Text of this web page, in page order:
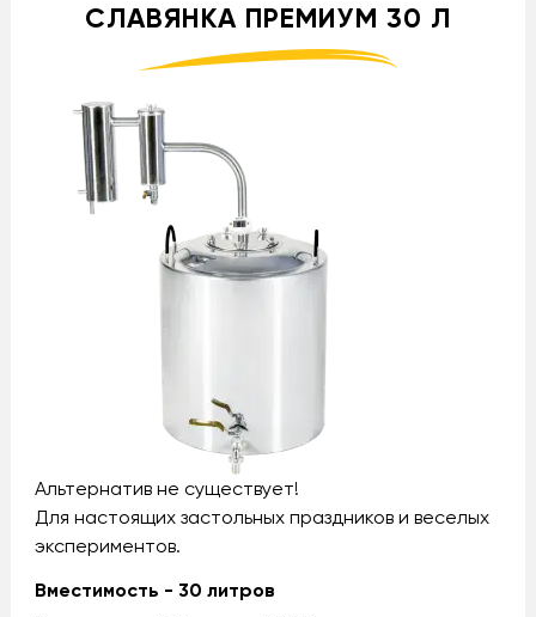
СЛАВЯНКА ПРЕМИУМ 30 Л
Альтернатив не существует!
Для настоящих застольных праздников и веселых
экспериментов.
Вместимость - 30 литров